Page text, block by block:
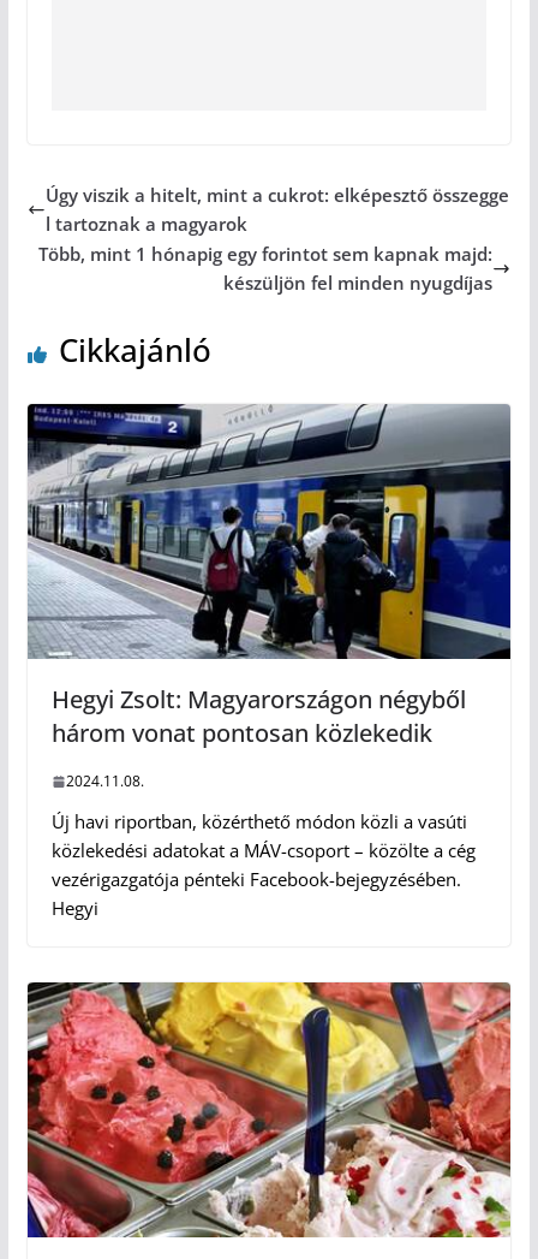
Úgy viszik a hitelt, mint a cukrot: elképesztő összegge
l tartoznak a magyarok
Több, mint 1 hónapig egy forintot sem kapnak majd:
készüljön fel minden nyugdíjas
Cikkajánló
Hegyi Zsolt: Magyarországon négyből
három vonat pontosan közlekedik
2024.11.08.
Új havi riportban, közérthető módon közli a vasúti
közlekedési adatokat a MÁV-csoport – közölte a cég
vezérigazgatója pénteki Facebook-bejegyzésében.
Hegyi